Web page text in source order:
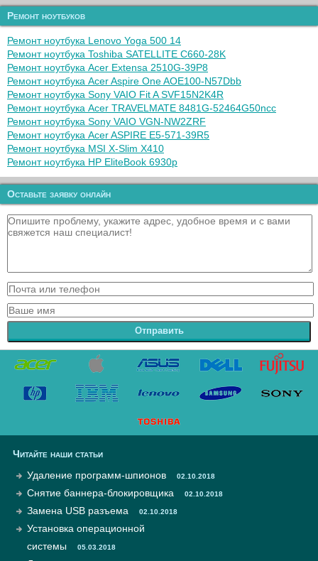
Ремонт ноутбуков
Ремонт ноутбука Lenovo Yoga 500 14
Ремонт ноутбука Toshiba SATELLITE C660-28K
Ремонт ноутбука Acer Extensa 2510G-39P8
Ремонт ноутбука Acer Aspire One AOE100-N57Dbb
Ремонт ноутбука Sony VAIO Fit A SVF15N2K4R
Ремонт ноутбука Acer TRAVELMATE 8481G-52464G50ncc
Ремонт ноутбука Sony VAIO VGN-NW2ZRF
Ремонт ноутбука Acer ASPIRE E5-571-39R5
Ремонт ноутбука MSI X-Slim X410
Ремонт ноутбука HP EliteBook 6930p
Оставьте заявку онлайн
Отправить
Читайте наши статьи
Удаление программ-шпионов
02.10.2018
Снятие баннера-блокировщика 02.10.2018
Замена USB разъема 02.10.2018
Установка операционной
системы
05.03.2018